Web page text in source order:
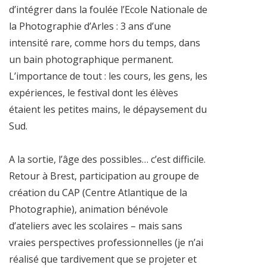
d’intégrer dans la foulée l’Ecole Nationale de
la Photographie d’Arles : 3 ans d’une
intensité rare, comme hors du temps, dans
un bain photographique permanent.
L’importance de tout : les cours, les gens, les
expériences, le festival dont les élèves
étaient les petites mains, le dépaysement du
Sud.
A la sortie, l’âge des possibles… c’est difficile.
Retour à Brest, participation au groupe de
création du CAP (Centre Atlantique de la
Photographie), animation bénévole
d’ateliers avec les scolaires – mais sans
vraies perspectives professionnelles (je n’ai
réalisé que tardivement que se projeter et